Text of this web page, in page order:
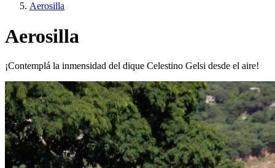
Aerosilla
Aerosilla
¡Contemplá la inmensidad del dique Celestino Gelsi desde el aire!